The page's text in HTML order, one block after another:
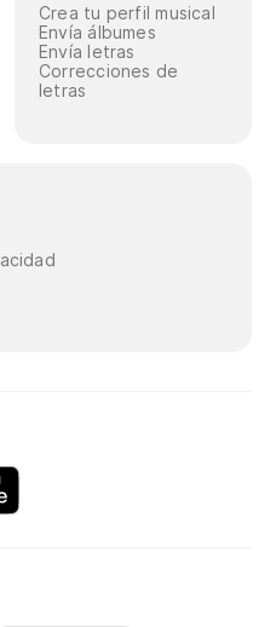
Crea tu perfil musical
Envía álbumes
Envía letras
Correcciones de
letras